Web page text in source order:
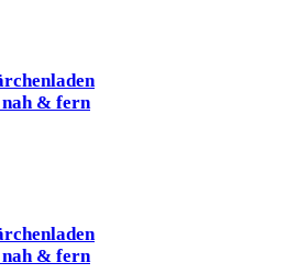
& fern
& fern